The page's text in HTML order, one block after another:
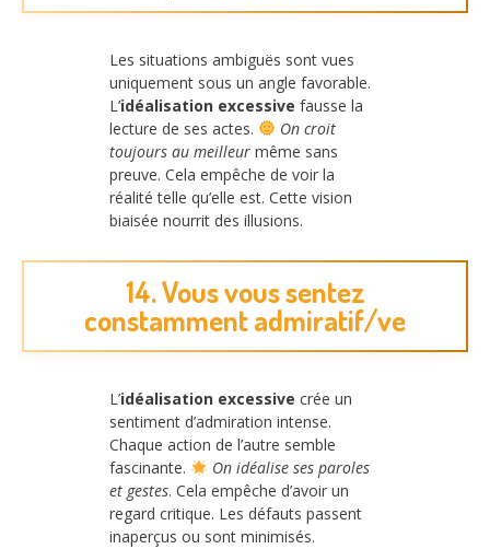
Les situations ambiguës sont vues
uniquement sous un angle favorable.
L’idéalisation excessive fausse la
lecture de ses actes.
On croit
toujours au meilleur même sans
preuve. Cela empêche de voir la
réalité telle qu’elle est. Cette vision
biaisée nourrit des illusions.
14. Vous vous sentez
constamment admiratif/ve
L’idéalisation excessive crée un
sentiment d’admiration intense.
Chaque action de l’autre semble
fascinante.
On idéalise ses paroles
et gestes. Cela empêche d’avoir un
regard critique. Les défauts passent
inaperçus ou sont minimisés.